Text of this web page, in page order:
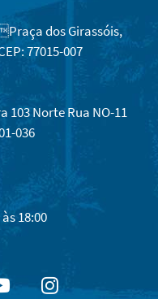
dos Girassóis,
77015-007
103 Norte Rua NO-11
036
18:00
YoutubeInstagram